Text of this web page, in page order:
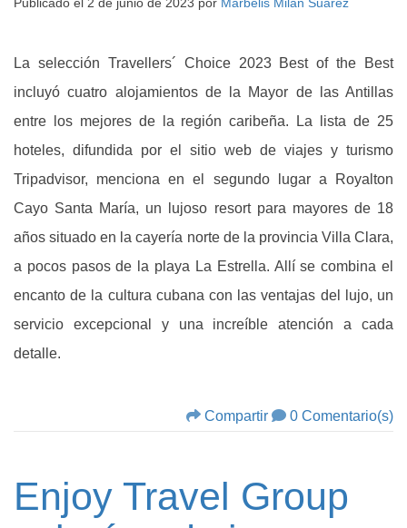
Publicado el 2 de junio de 2023 por Marbelis Milan Suarez
La selección Travellers´ Choice 2023 Best of the Best
incluyó cuatro alojamientos de la Mayor de las Antillas
entre los mejores de la región caribeña. La lista de 25
hoteles, difundida por el sitio web de viajes y turismo
Tripadvisor, menciona en el segundo lugar a Royalton
Cayo Santa María, un lujoso resort para mayores de 18
años situado en la cayería norte de la provincia Villa Clara,
a pocos pasos de la playa La Estrella. Allí se combina el
encanto de la cultura cubana con las ventajas del lujo, un
servicio excepcional y una increíble atención a cada
detalle.
Compartir 0 Comentario(s)
Enjoy Travel Group